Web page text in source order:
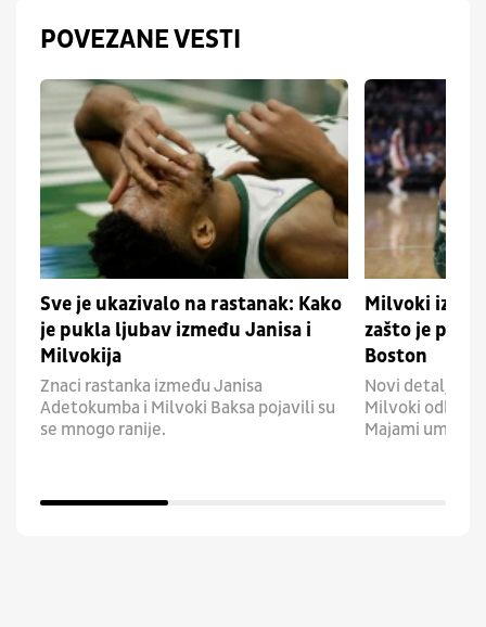
POVEZANE VESTI
Sve je ukazivalo na rastanak: Kako
je pukla ljubav između Janisa i
Milvokija
Znaci rastanka između Janisa
Adetokumba i Milvoki Baksa pojavili su
se mnogo ranije.
Milvoki
zašto je
Boston
Novi detalji
Milvoki odlučio
Majami